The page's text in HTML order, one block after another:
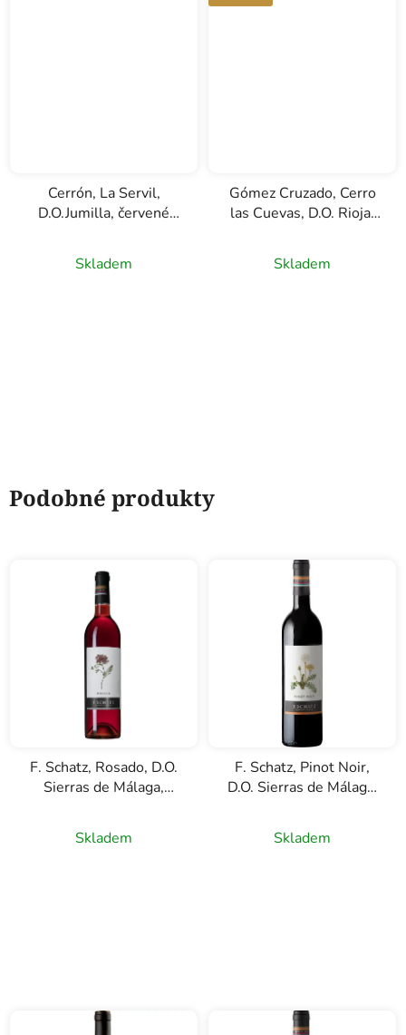
Cerrón, La Servil,
D.O.Jumilla, červené
Skladem
Gómez Cruzado, Cerro
las Cuevas, D.O. Rioja,
Skladem
Podobné produkty
F. Schatz, Rosado, D.O.
Sierras de Málaga,
Skladem
F. Schatz, Pinot Noir,
D.O. Sierras de Málaga,
Skladem